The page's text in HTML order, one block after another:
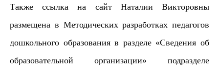
Также ссылка на сайт Наталии Викторовны
размещена в Методических разработках педагогов
дошкольного образования в разделе «Сведения об
образовательной организации» подразделе